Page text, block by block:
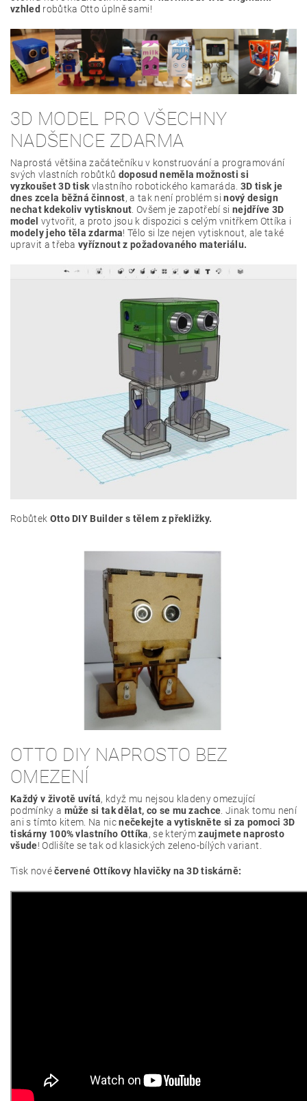
vzhled robůtka Otto úplně sami!
3D MODEL PRO VŠECHNY
NADŠENCE ZDARMA
Naprostá většina začátečníku v konstruování a programování
svých vlastních robůtků doposud neměla možnosti si
vyzkoušet 3D tiskvlastního robotického kamaráda.3D tisk je
dnes zcela běžná činnost, a tak není problém sinový design
nechat kdekoliv vytisknout. Ovšem je zapotřebí sinejdříve 3D
model vytvořit, a proto jsou k dispozici s celým vnitřkem Ottíka i
modely jeho těla zdarma! Tělo si lze nejen vytisknout, ale také
upravit a třeba vyříznout z požadovaného materiálu.
Robůtek Otto DIY Builder s tělem z překližky.
OTTO DIY NAPROSTO BEZ
OMEZENÍ
Každý v životě uvítá, když mu nejsou kladeny omezující
podmínky a může si tak dělat, co se mu zachce . Jinak tomu není
ani s tímto kitem. Na nicnečekejte a vytiskněte si za pomoci 3D
tiskárny 100% vlastního Ottíka, se kterýmzaujmete naprosto
všude! Odlišíte se tak od klasických zeleno-bílých variant.
Tisk novéčervené Ottíkovy hlavičky na 3D tiskárně: